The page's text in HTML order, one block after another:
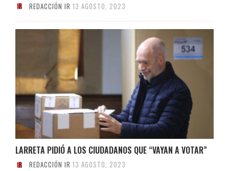
REDACCIÓN IR 13 AGOSTO, 2023
LARRETA PIDIÓ A LOS CIUDADANOS QUE “VAYAN A VOTAR”
REDACCIÓN IR 13 AGOSTO, 2023